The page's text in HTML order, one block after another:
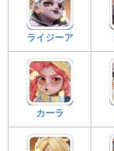
ライジーア
カーラ